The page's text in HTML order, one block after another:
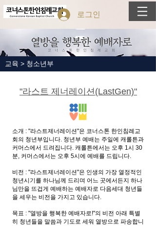
로그인
교육 > 청소년부
"라스트 제너레이션(LastGen)"
소개 : "라스트제너레이션"은 코너스톤 한인침례교
회의 청년부입니다. 청년부 예배는 주일에 캐롤튼과
커머스에서 드려집니다. 캐롤튼에서는 오후 1시 30
분, 커머스에서는 오후 5시에 예배를 드립니다.
비전 : "라스트제너레이션"은 인생의 가장 열정적인
청년시기를 하나님께 드리며 어느 곳에서든지 하나
님만을 뜨겁게 예배하는 예배자로 다음세대 청년들
을 세우는 비전을 가지고 있습니다.
목표 : "열방을 행복한 예배자로!"의 비전 아래 특별
히 청년들을 말씀과 기도로 세워 열방으로 파송합니